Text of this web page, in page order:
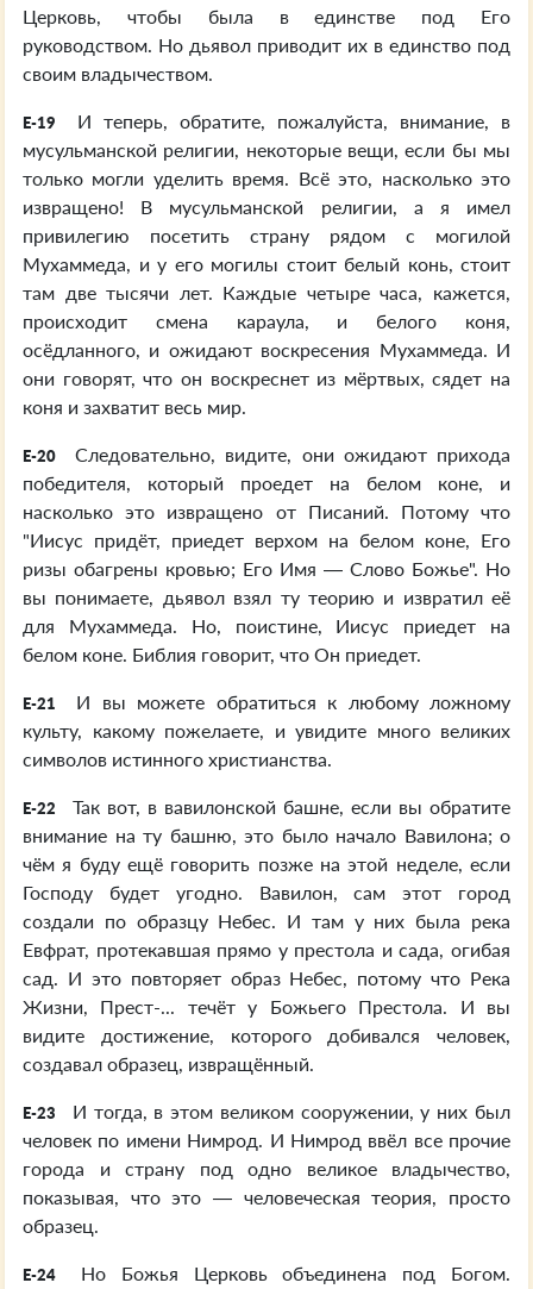
Церковь, чтобы была в единстве под Его
руководством. Но дьявол приводит их в единство под
своим владычеством.
E-19
И теперь, обратите, пожалуйста, внимание, в
мусульманской религии, некоторые вещи, если бы мы
только могли уделить время. Всё это, насколько это
извращено! В мусульманской религии, а я имел
привилегию посетить страну рядом с могилой
Мухаммеда, и у его могилы стоит белый конь, стоит
там две тысячи лет. Каждые четыре часа, кажется,
происходит смена караула, и белого коня,
осёдланного, и ожидают воскресения Мухаммеда. И
они говорят, что он воскреснет из мёртвых, сядет на
коня и захватит весь мир.
E-20
Следовательно, видите, они ожидают прихода
победителя, который проедет на белом коне, и
насколько это извращено от Писаний. Потому что
"Иисус придёт, приедет верхом на белом коне, Его
ризы обагрены кровью; Его Имя — Слово Божье". Но
вы понимаете, дьявол взял ту теорию и извратил её
для Мухаммеда. Но, поистине, Иисус приедет на
белом коне. Библия говорит, что Он приедет.
E-21
И вы можете обратиться к любому ложному
культу, какому пожелаете, и увидите много великих
символов истинного христианства.
E-22
Так вот, в вавилонской башне, если вы обратите
внимание на ту башню, это было начало Вавилона; о
чём я буду ещё говорить позже на этой неделе, если
Господу будет угодно. Вавилон, сам этот город
создали по образцу Небес. И там у них была река
Евфрат, протекавшая прямо у престола и сада, огибая
сад. И это повторяет образ Небес, потому что Река
Жизни, Прест-... течёт у Божьего Престола. И вы
видите достижение, которого добивался человек,
создавал образец, извращённый.
E-23
И тогда, в этом великом сооружении, у них был
человек по имени Нимрод. И Нимрод ввёл все прочие
города и страну под одно великое владычество,
показывая, что это — человеческая теория, просто
образец.
E-24
Но Божья Церковь объединена под Богом.